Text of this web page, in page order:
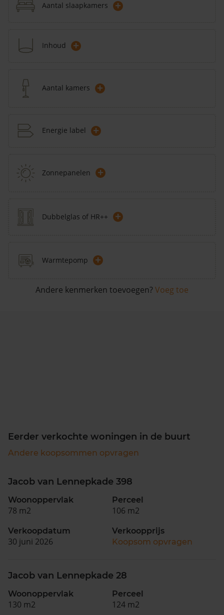
Aantal slaapkamers +
Inhoud +
Aantal kamers +
Energie label +
Zonnepanelen +
Dubbelglas of HR++ +
Warmtepomp +
Andere kenmerken toevoegen? Voeg toe
Eerder verkochte woningen in de buurt
Andere koopsommen opvragen
Jacob van Lennepkade 398
Woonoppervlak
78 m2
Perceel
106 m2
Verkoopdatum
30 juni 2026
Verkoopprijs
Koopsom opvragen
Jacob van Lennepkade 28
Woonoppervlak
130 m2
Perceel
124 m2